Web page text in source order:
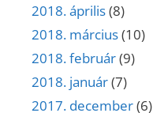
2018. április(8)
2018. március(10)
2018. február(9)
2018. január(7)
2017. december(6)